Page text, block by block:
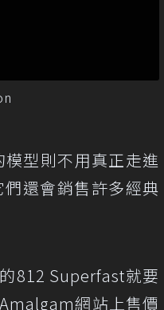
型則不用真正走進
還會銷售許多經典
812 Superfast就要
網站上售價